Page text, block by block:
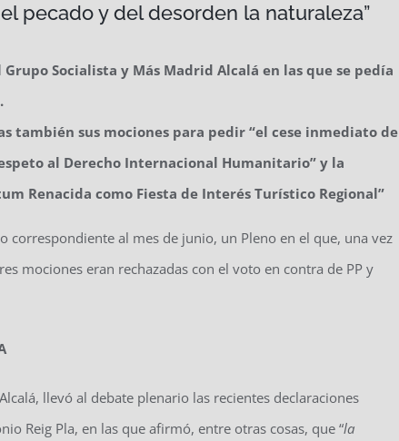
pecado y del desorden la naturaleza”
Socialista y Más Madrid Alcalá en las que se pedía
también sus mociones para pedir “el cese inmediato de
al Derecho Internacional Humanitario” y la
Renacida como Fiesta de Interés Turístico Regional”
correspondiente al mes de junio, un Pleno en el que, una vez
mociones eran rechazadas con el voto en contra de PP y
llevó al debate plenario las recientes declaraciones
Reig Pla, en las que afirmó, entre otras cosas, que “la